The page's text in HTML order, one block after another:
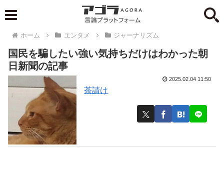
ホーム エンタメ ジャーナリズム
国民を騙したい強い気持ちだけはわかった朝
日新聞の記事
茶請け
2025.02.04 11:50